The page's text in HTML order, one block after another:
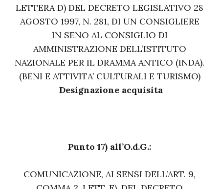
LETTERA D) DEL DECRETO LEGISLATIVO 28
AGOSTO 1997, N. 281, DI UN CONSIGLIERE
IN SENO AL CONSIGLIO DI
AMMINISTRAZIONE DELL’ISTITUTO
NAZIONALE PER IL DRAMMA ANTICO (INDA).
(BENI E ATTIVITA’ CULTURALI E TURISMO)
Designazione acquisita
Punto 17) all’O.d.G.:
COMUNICAZIONE, AI SENSI DELL’ART. 9,